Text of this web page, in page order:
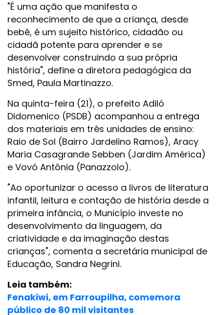
"É uma ação que manifesta o
reconhecimento de que a criança, desde
bebê, é um sujeito histórico, cidadão ou
cidadã potente para aprender e se
desenvolver construindo a sua própria
história", define a diretora pedagógica da
Smed, Paula Martinazzo.
Na quinta-feira (21), o prefeito Adiló
Didomenico (PSDB) acompanhou a entrega
dos materiais em três unidades de ensino:
Raio de Sol (Bairro Jardelino Ramos), Aracy
Maria Casagrande Sebben (Jardim América)
e Vovó Antônia (Panazzolo).
"Ao oportunizar o acesso a livros de literatura
infantil, leitura e contação de história desde a
primeira infância, o Município investe no
desenvolvimento da linguagem, da
criatividade e da imaginação destas
crianças", comenta a secretária municipal de
Educação, Sandra Negrini.
Leia também:
Fenakiwi, em Farroupilha, comemora
público de 80 mil visitantes